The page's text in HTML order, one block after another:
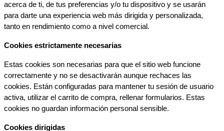
acerca de ti, de tus preferencias y/o tu dispositivo y se usarán
para darte una experiencia web más dirigida y personalizada,
tanto en rendimiento como a nivel comercial.
Cookies estrictamente necesarias
Estas cookies son necesarias para que el sitio web funcione
correctamente y no se desactivarán aunque rechaces las
cookies. Están configuradas para mantener tu sesión de usuario
activa, utilizar el carrito de compra, rellenar formularios. Estas
cookies no guardan información personal sensible.
Cookies dirigidas